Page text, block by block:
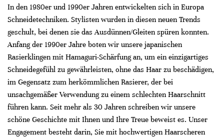
In den 1980er und 1990er Jahren entwickelten sich in Europa
Schneidetechniken. Stylisten wurden in diesen neuen Trends
geschult, bei denen sie das Ausdünnen/Gleiten spüren konnten.
Anfang der 1990er Jahre boten wir unsere japanischen
Rasierklingen mit Hamaguri-Schärfung an, um ein einzigartiges
Schneidegefühl zu gewährleisten, ohne das Haar zu beschädigen,
im Gegensatz zum herkömmlichen Rasierer, der bei
unsachgemäßer Verwendung zu einem schlechten Haarschnitt
führen kann. Seit mehr als 30 Jahren schreiben wir unsere
schöne Geschichte mit Ihnen und Ihre Treue beweist es. Unser
Engagement besteht darin, Sie mit hochwertigen Haarscheren